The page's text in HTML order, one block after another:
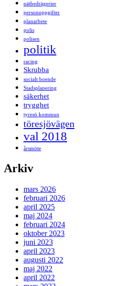
nätbedrägerier
personuppgifter
planarbete
polis
polisen
politik
racing
Skrubba
socialt boende
Stadsplanering
säkerhet
trygghet
tyresö kommun
töresjövägen
val 2018
årsmöte
Arkiv
mars 2026
februari 2026
april 2025
maj 2024
februari 2024
oktober 2023
juni 2023
april 2023
augusti 2022
maj 2022
april 2022